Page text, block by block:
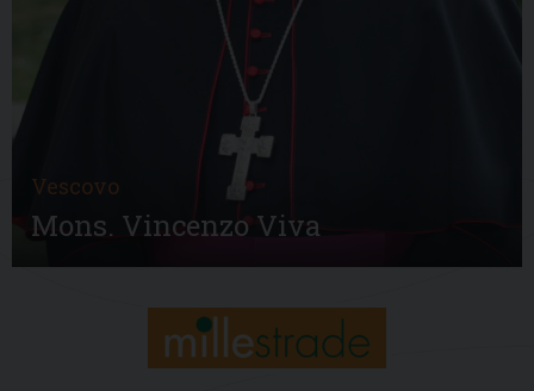
Vescovo
Mons. Vincenzo Viva